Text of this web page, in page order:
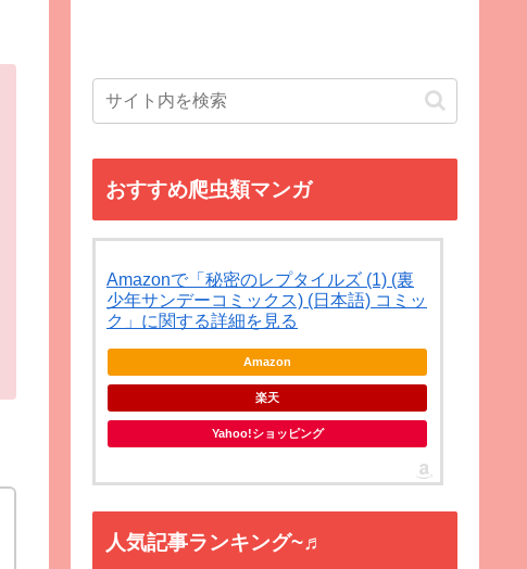
おすすめ爬虫類マンガ
Amazonで「秘密のレプタイルズ (1) (裏
少年サンデーコミックス) (日本語) コミッ
ク」に関する詳細を見る
Amazon
楽天
Yahoo!ショッピング
人気記事ランキング~♬